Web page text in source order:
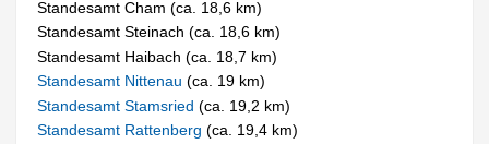
Standesamt Cham (ca. 18,6 km)
Standesamt Steinach (ca. 18,6 km)
Standesamt Haibach (ca. 18,7 km)
Standesamt Nittenau(ca. 19 km)
Standesamt Stamsried(ca. 19,2 km)
Standesamt Rattenberg(ca. 19,4 km)